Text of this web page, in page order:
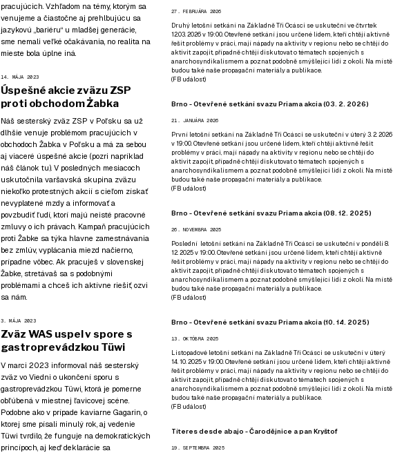
pracujúcich. Vzhľadom na témy, ktorým sa
venujeme a čiastočne aj prehlbujúcu sa
jazykovú „bariéru“ u mladšej generácie,
sme nemali veľké očakávania, no realita na
mieste bola úplne iná.
14. MÁJA 2023
Úspešné akcie zväzu ZSP
proti obchodom Żabka
Náš sesterský zväz ZSP v Poľsku sa už
dlhšie venuje problémom pracujúcich v
obchodoch Žabka v Poľsku a má za sebou
aj viaceré úspešné akcie (pozri napríklad
náš článok tu). V posledných mesiacoch
uskutočnila varšavská skupina zväzu
niekoľko protestných akcií s cieľom získať
nevyplatené mzdy a informovať a
povzbudiť ľudí, ktorí majú neisté pracovné
zmluvy o ich právach. Kampaň pracujúcich
proti Žabke sa týka hlavne zamestnávania
bez zmlúv, vyplácania miezd načierno,
prípadne vôbec. Ak pracuješ v slovenskej
Žabke, stretávaš sa s podobnými
problémami a chceš ich aktívne riešiť, ozvi
sa nám.
3. MÁJA 2023
Zväz WAS uspel v spore s
gastroprevádzkou Tüwi
V marci 2023 informoval náš sesterský
zväz vo Viedni o ukončení sporu s
gastroprevádzkou Tüwi, ktorá je pomerne
obľúbená v miestnej ľavicovej scéne.
Podobne ako v prípade kaviarne Gagarin, o
ktorej sme písali minulý rok, aj vedenie
Tüwi tvrdilo, že funguje na demokratických
princípoch, aj keď deklarácie sa
27. FEBRUÁRA 2026
Druhý letošní setkání na Základně Tři Ocásci se uskuteční ve čtvrtek
12.03. 2026 v 19:00. Otevřené setkání jsou určené lidem, kteří chtějí aktivně
řešit problémy v práci, mají nápady na aktivity v regionu nebo se chtějí do
aktivit zapojit, případně chtějí diskutovat o tématech spojených s
anarchosyndikalismem a poznat podobně smýšlející lidi z okolí. Na místě
budou také naše propagační materiály a publikace.
(FB událost)
Brno - Otevřené setkání svazu Priama akcia (03. 2. 2026)
21. JANUÁRA 2026
První letošní setkání na Základně Tři Ocásci se uskuteční v úterý 3. 2. 2026
v 19:00. Otevřené setkání jsou určené lidem, kteří chtějí aktivně řešit
problémy v práci, mají nápady na aktivity v regionu nebo se chtějí do
aktivit zapojit, případně chtějí diskutovat o tématech spojených s
anarchosyndikalismem a poznat podobně smýšlející lidi z okolí. Na místě
budou také naše propagační materiály a publikace.
(FB událost)
Brno - Otevřené setkání svazu Priama akcia (08. 12. 2025)
26. NOVEMBRA 2025
Poslední letošní setkání na Základně Tři Ocásci se uskuteční v ponděli 8.
12. 2025 v 19:00. Otevřené setkání jsou určené lidem, kteří chtějí aktivně
řešit problémy v práci, mají nápady na aktivity v regionu nebo se chtějí do
aktivit zapojit, případně chtějí diskutovat o tématech spojených s
anarchosyndikalismem a poznat podobně smýšlející lidi z okolí. Na místě
budou také naše propagační materiály a publikace.
(FB událost)
Brno - Otevřené setkání svazu Priama akcia (10. 14. 2025)
13. OKTÓBRA 2025
Listopadové letošní setkání na Základně Tři Ocásci se uskuteční v úterý
14. 10. 2025 v 19:00. Otevřené setkání jsou určené lidem, kteří chtějí aktivně
řešit problémy v práci, mají nápady na aktivity v regionu nebo se chtějí do
aktivit zapojit, případně chtějí diskutovat o tématech spojených s
anarchosyndikalismem a poznat podobně smýšlející lidi z okolí. Na místě
budou také naše propagační materiály a publikace.
(FB událost)
Títeres desde abajo - Čarodějnice a pan Kryštof
19. SEPTEMBRA 2025